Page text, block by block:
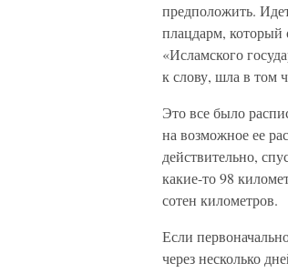
предположить.
плацдарм,
«Исламского
к слову, шла в том
Это все было
на возможное ее
действительно,
какие-то 98
сотен километров.
Если
через несколько